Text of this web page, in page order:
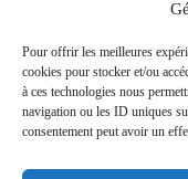
Pour offrir les meilleures
cookies pour stocker et/ou
à ces technologies nous
navigation ou les ID uniques
consentement peut avoir un
Textile
Boutique